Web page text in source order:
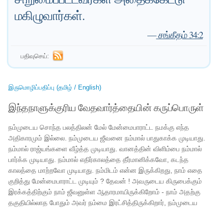
மகிழுவார்கள்.
—சங்கீதம் 34:2
பதிவுசெய்:
இருமொழிப்பதிப்பு (தமிழ் / English)
இந்தநாளுக்குரிய வேதவார்த்தையின் கருப்பொருள்
நம்முடைய சொந்த பலத்திலன் மேல் மேன்மைபாராட்ட நமக்கு எந்த
அதிகாரமும் இல்லை. நம்முடைய ஜீவனை நம்மால் பாதுகாக்க முடியாது.
நம்மால் ராஜ்யங்களை வீழ்த்த முடியாது. வானத்தின் விளிம்பை நம்மால்
பார்க்க முடியாது. நம்மால் எதிர்காலத்தை தீர்மானிக்கவோ, கடந்த
காலத்தை மாற்றவோ முடியாது. நம்மிடம் என்ன இருக்கிறது, நாம் எதை
குறித்து மேன்மைபாராட்ட முடியும் ? தேவன் ! அவருடைய கிருபைக்கும்
இரக்கத்திற்கும் நாம் ஜீவனுள்ள ஆதாரமாயிருக்கிறோம் - நாம் அதற்கு
தகுதியில்லாத போதும் அவர் நம்மை இரட்சித்திருக்கிறார், நம்முடைய